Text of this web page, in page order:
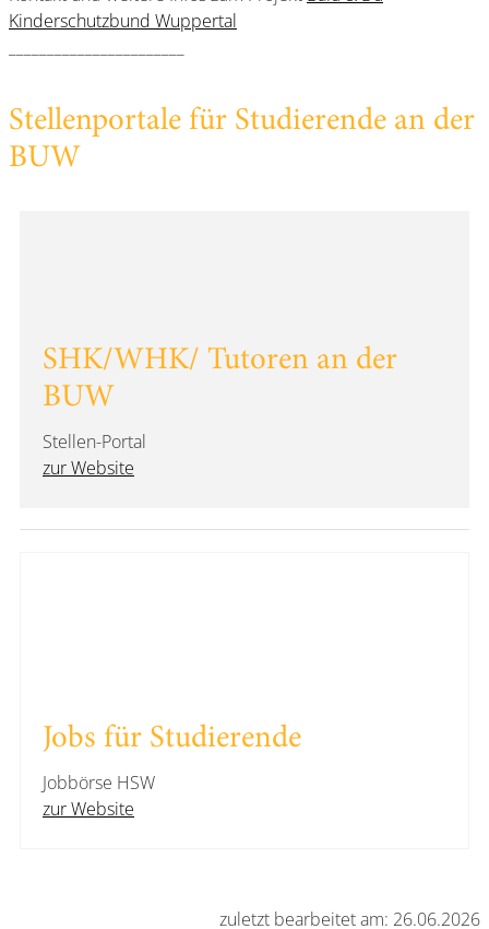
Kinderschutzbund Wuppertal
Stellenportale für Studierende an der
BUW
SHK/WHK/ Tutoren an der
BUW
Stellen-Portal
zur Website
Jobs für Studierende
Jobbörse HSW
zur Website
zuletzt bearbeitet am: 26.06.2026